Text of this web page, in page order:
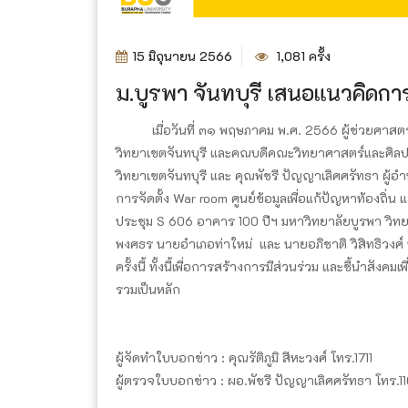
15 มิถุนายน 2566 1,081 ครั้ง
ม.บูรพา จันทบุรี เสนอแนวคิดก
เมื่อวันที่ ๓๑ พฤษภาคม พ.ศ. 2566 ผู้ช่วยศาสตร
วิทยาเขตจันทบุรี และคณบดีคณะวิทยาศาสตร์และศิ
วิทยาเขตจันทบุรี และ คุณพัชรี ปัญญาเลิศศรัทธา ผู้อำ
การจัดตั้ง War room ศูนย์ข้อมูลเพื่อแก้ปัญหาท้องถิ่
ประชุม S 606 อาคาร 100 ปีฯ มหาวิทยาลัยบูรพา วิ
พงศธร นายอำเภอท่าใหม่ และ นายอภิชาติ วิสิทธิวง
ครั้งนี้ ทั้งนี้เพื่อการสร้างการมีส่วนร่วม และชี้นำสังค
รวมเป็นหลัก
ผู้จัดทำใบบอกข่าว : คุณรัติภูมิ สีหะวงศ์ โทร.1711
ผู้ตรวจใบบอกข่าว : ผอ.พัชรี ปัญญาเลิศศรัทธา โทร